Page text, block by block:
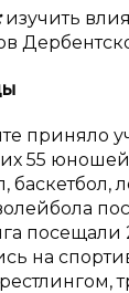
изучить
приняло
55
баскетбол,
посещали
на